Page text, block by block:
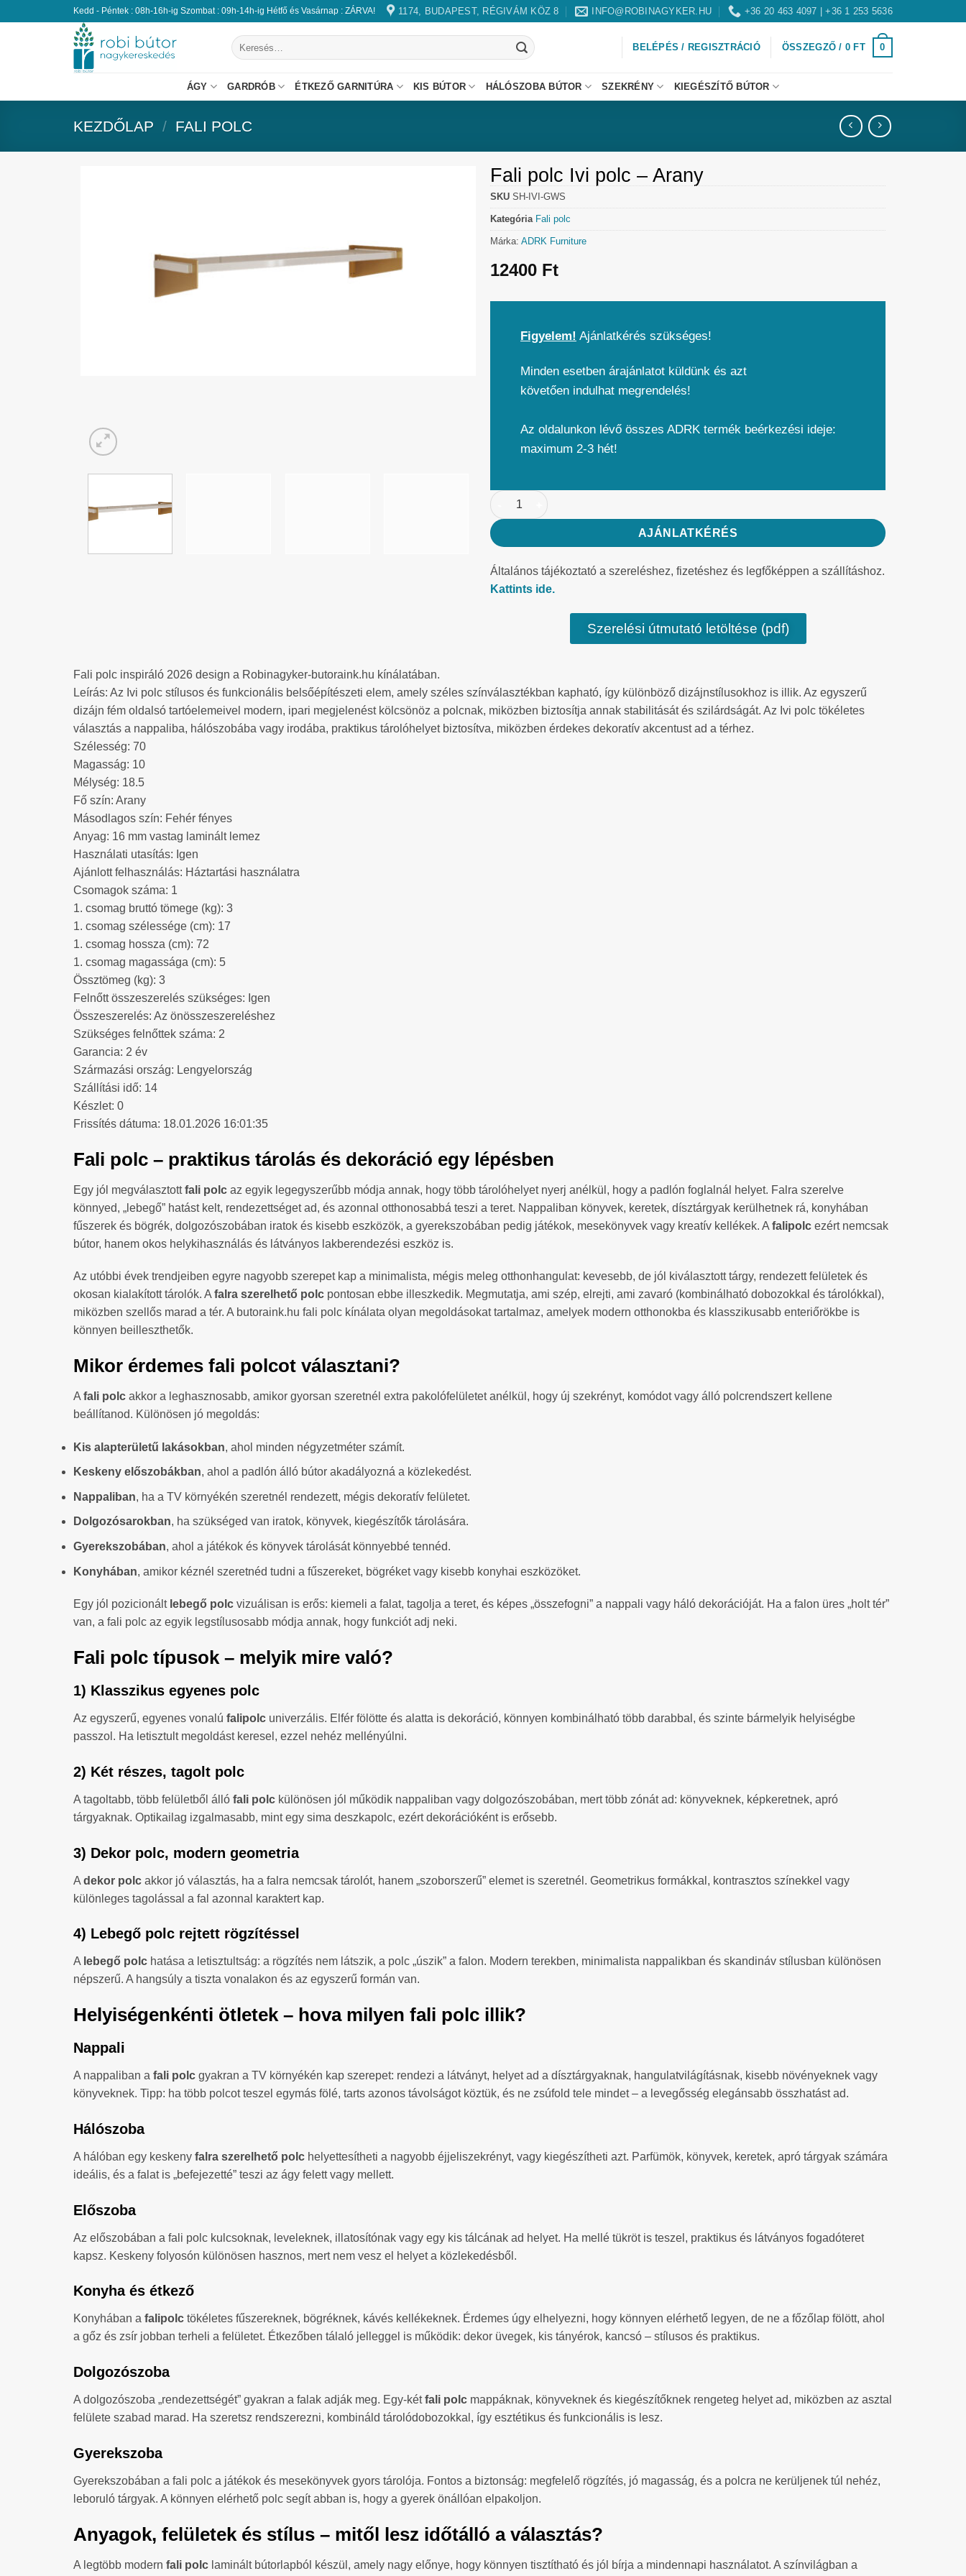
Kedd - Péntek : 08h-16h-ig Szombat : 09h-14h-ig Hétfő és Vasárnap : ZÁRVA! 1174, BUDAPEST, RÉGIVÁM KÖZ 8 INFO@ROBINAGYKER.HU +36 20 463 4097 | +36 1 253 5636
BELÉPÉS / REGISZTRÁCIÓ ÖSSZEGZŐ / 0 FT 0
ÁGY GARDRÓB ÉTKEZŐ GARNITÚRA KIS BÚTOR HÁLÓSZOBA BÚTOR SZEKRÉNY KIEGÉSZÍTŐ BÚTOR
KEZDŐLAP / FALI POLC
Fali polc Ivi polc – Arany
SKU SH-IVI-GWS
Kategória Fali polc
Márka: ADRK Furniture
12400 Ft
Figyelem! Ajánlatkérés szükséges!
Minden esetben árajánlatot küldünk és azt
követően indulhat megrendelés!
Az oldalunkon lévő összes ADRK termék beérkezési ideje:
maximum 2-3 hét!
AJÁNLATKÉRÉS
Általános tájékoztató a szereléshez, fizetéshez és legfőképpen a szállításhoz.
Kattints ide.
Szerelési útmutató letöltése (pdf)
Fali polc inspiráló 2026 design a Robinagyker-butoraink.hu kínálatában.
Leírás: Az Ivi polc stílusos és funkcionális belsőépítészeti elem, amely széles színválasztékban kapható, így különböző dizájnstílusokhoz is illik. Az egyszerű
dizájn fém oldalsó tartóelemeivel modern, ipari megjelenést kölcsönöz a polcnak, miközben biztosítja annak stabilitását és szilárdságát. Az Ivi polc tökéletes
választás a nappaliba, hálószobába vagy irodába, praktikus tárolóhelyet biztosítva, miközben érdekes dekoratív akcentust ad a térhez.
Szélesség: 70
Magasság: 10
Mélység: 18.5
Fő szín: Arany
Másodlagos szín: Fehér fényes
Anyag: 16 mm vastag laminált lemez
Használati utasítás: Igen
Ajánlott felhasználás: Háztartási használatra
Csomagok száma: 1
1. csomag bruttó tömege (kg): 3
1. csomag szélessége (cm): 17
1. csomag hossza (cm): 72
1. csomag magassága (cm): 5
Össztömeg (kg): 3
Felnőtt összeszerelés szükséges: Igen
Összeszerelés: Az önösszeszereléshez
Szükséges felnőttek száma: 2
Garancia: 2 év
Származási ország: Lengyelország
Szállítási idő: 14
Készlet: 0
Frissítés dátuma: 18.01.2026 16:01:35
Fali polc – praktikus tárolás és dekoráció egy lépésben
Egy jól megválasztottfali polc az egyik legegyszerűbb módja annak, hogy több tárolóhelyet nyerj anélkül, hogy a padlón foglalnál helyet. Falra szerelve
könnyed, „lebegő” hatást kelt, rendezettséget ad, és azonnal otthonosabbá teszi a teret. Nappaliban könyvek, keretek, dísztárgyak kerülhetnek rá, konyhában
fűszerek és bögrék, dolgozószobában iratok és kisebb eszközök, a gyerekszobában pedig játékok, mesekönyvek vagy kreatív kellékek. A falipolc ezért nemcsak
bútor, hanem okos helykihasználás és látványos lakberendezési eszköz is.
Az utóbbi évek trendjeiben egyre nagyobb szerepet kap a minimalista, mégis meleg otthonhangulat: kevesebb, de jól kiválasztott tárgy, rendezett felületek és
okosan kialakított tárolók. A falra szerelhető polc pontosan ebbe illeszkedik. Megmutatja, ami szép, elrejti, ami zavaró (kombinálható dobozokkal és tárolókkal),
miközben szellős marad a tér. A butoraink.hu fali polc kínálata olyan megoldásokat tartalmaz, amelyek modern otthonokba és klasszikusabb enteriőrökbe is
könnyen beilleszthetők.
Mikor érdemes fali polcot választani?
A fali polc akkor a leghasznosabb, amikor gyorsan szeretnél extra pakolófelületet anélkül, hogy új szekrényt, komódot vagy álló polcrendszert kellene
beállítanod. Különösen jó megoldás:
Kis alapterületű lakásokban, ahol minden négyzetméter számít.
Keskeny előszobákban, ahol a padlón álló bútor akadályozná a közlekedést.
Nappaliban, ha a TV környékén szeretnél rendezett, mégis dekoratív felületet.
Dolgozósarokban, ha szükséged van iratok, könyvek, kiegészítők tárolására.
Gyerekszobában, ahol a játékok és könyvek tárolását könnyebbé tennéd.
Konyhában, amikor kéznél szeretnéd tudni a fűszereket, bögréket vagy kisebb konyhai eszközöket.
Egy jól pozicionált lebegő polc vizuálisan is erős: kiemeli a falat, tagolja a teret, és képes „összefogni” a nappali vagy háló dekorációját. Ha a falon üres „holt tér”
van, a fali polc az egyik legstílusosabb módja annak, hogy funkciót adj neki.
Fali polc típusok – melyik mire való?
1) Klasszikus egyenes polc
Az egyszerű, egyenes vonalú falipolc univerzális. Elfér fölötte és alatta is dekoráció, könnyen kombinálható több darabbal, és szinte bármelyik helyiségbe
passzol. Ha letisztult megoldást keresel, ezzel nehéz mellényúlni.
2) Két részes, tagolt polc
A tagoltabb, több felületből álló fali polc különösen jól működik nappaliban vagy dolgozószobában, mert több zónát ad: könyveknek, képkeretnek, apró
tárgyaknak. Optikailag izgalmasabb, mint egy sima deszkapolc, ezért dekorációként is erősebb.
3) Dekor polc, modern geometria
A dekor polc akkor jó választás, ha a falra nemcsak tárolót, hanem „szoborszerű” elemet is szeretnél. Geometrikus formákkal, kontrasztos színekkel vagy
különleges tagolással a fal azonnal karaktert kap.
4) Lebegő polc rejtett rögzítéssel
A lebegő polc hatása a letisztultság: a rögzítés nem látszik, a polc „úszik” a falon. Modern terekben, minimalista nappalikban és skandináv stílusban különösen
népszerű. A hangsúly a tiszta vonalakon és az egyszerű formán van.
Helyiségenkénti ötletek – hova milyen fali polc illik?
Nappali
A nappaliban a fali polc gyakran a TV környékén kap szerepet: rendezi a látványt, helyet ad a dísztárgyaknak, hangulatvilágításnak, kisebb növényeknek vagy
könyveknek. Tipp: ha több polcot teszel egymás fölé, tarts azonos távolságot köztük, és ne zsúfold tele mindet – a levegősség elegánsabb összhatást ad.
Hálószoba
A hálóban egy keskeny falra szerelhető polc helyettesítheti a nagyobb éjjeliszekrényt, vagy kiegészítheti azt. Parfümök, könyvek, keretek, apró tárgyak számára
ideális, és a falat is „befejezetté” teszi az ágy felett vagy mellett.
Előszoba
Az előszobában a fali polc kulcsoknak, leveleknek, illatosítónak vagy egy kis tálcának ad helyet. Ha mellé tükröt is teszel, praktikus és látványos fogadóteret
kapsz. Keskeny folyosón különösen hasznos, mert nem vesz el helyet a közlekedésből.
Konyha és étkező
Konyhában a falipolc tökéletes fűszereknek, bögréknek, kávés kellékeknek. Érdemes úgy elhelyezni, hogy könnyen elérhető legyen, de ne a főzőlap fölött, ahol
a gőz és zsír jobban terheli a felületet. Étkezőben tálaló jelleggel is működik: dekor üvegek, kis tányérok, kancsó – stílusos és praktikus.
Dolgozószoba
A dolgozószoba „rendezettségét” gyakran a falak adják meg. Egy-kétfali polc mappáknak, könyveknek és kiegészítőknek rengeteg helyet ad, miközben az asztal
felülete szabad marad. Ha szeretsz rendszerezni, kombináld tárolódobozokkal, így esztétikus és funkcionális is lesz.
Gyerekszoba
Gyerekszobában a fali polc a játékok és mesekönyvek gyors tárolója. Fontos a biztonság: megfelelő rögzítés, jó magasság, és a polcra ne kerüljenek túl nehéz,
leboruló tárgyak. A könnyen elérhető polc segít abban is, hogy a gyerek önállóan elpakoljon.
Anyagok, felületek és stílus – mitől lesz időtálló a választás?
A legtöbb modern fali polc laminált bútorlapból készül, amely nagy előnye, hogy könnyen tisztítható és jól bírja a mindennapi használatot. A színvilágban a